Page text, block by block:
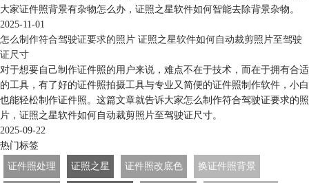
大家证件照背景有杂物怎么办，证照之星软件如何智能去除背景杂物。
2025-11-01
怎么制作符合驾驶证要求的照片 证照之星软件如何自动裁剪照片至驾驶
证尺寸
对于想要自己制作证件照的用户来说，难点不在于技术，而在于拥有合适
的工具，有了好的证件照拍摄工具与专业又简便的证件照制作软件，小白
也能轻松制作证件照。这篇文章就告诉大家怎么制作符合驾驶证要求的照
片，证照之星软件如何自动裁剪照片至驾驶证尺寸。
2025-09-22
热门标签
证件照处理
证照之星 证件照改底色 换证件照背景